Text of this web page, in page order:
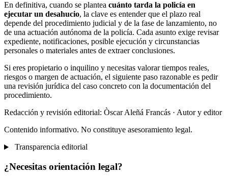
En definitiva, cuando se plantea cuánto tarda la policía en
ejecutar un desahucio, la clave es entender que el plazo real
depende del procedimiento judicial y de la fase de lanzamiento, no
de una actuación autónoma de la policía. Cada asunto exige revisar
expediente, notificaciones, posible ejecución y circunstancias
personales o materiales antes de extraer conclusiones.
Si eres propietario o inquilino y necesitas valorar tiempos reales,
riesgos o margen de actuación, el siguiente paso razonable es pedir
una revisión jurídica del caso concreto con la documentación del
procedimiento.
Redacción y revisión editorial: Òscar Aleñá Francás · Autor y editor
Contenido informativo. No constituye asesoramiento legal.
Transparencia editorial
¿Necesitas orientación legal?